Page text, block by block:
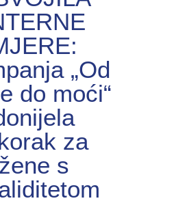
„Od
do moći“
za
žene s